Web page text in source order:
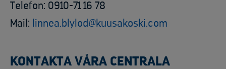
Telefon: 0910-71 16 78
Mail: linnea.blylod@kuusakoski.com
KONTAKTA VÅRA CENTRALA